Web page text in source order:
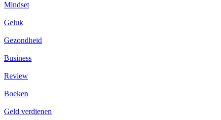
Mindset
Geluk
Gezondheid
Business
Review
Boeken
Geld verdienen